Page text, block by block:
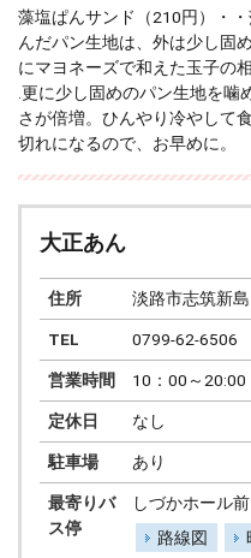
藻塩ぱんサンド（210円）・
んだパン生地は、外は少し固
にマヨネーズで和えた玉子の
.更に少し固めのパン生地を噛
さが倍増。ひんやり冷やして
切れになるので、お早めに。
大正あん
住所 淡路市志筑新
TEL 0799-62-6506
営業時間 10：00～20:00
定休日 なし
駐車場 あり
最寄りバ
ス停
しづかホール前
路線図